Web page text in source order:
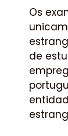
Os
de